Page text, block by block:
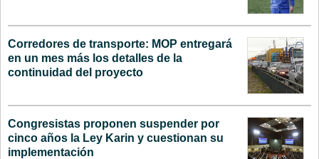
Corredores de transporte: MOP entregará
en un mes más los detalles de la
continuidad del proyecto
Congresistas proponen suspender por
cinco años la Ley Karin y cuestionan su
implementación